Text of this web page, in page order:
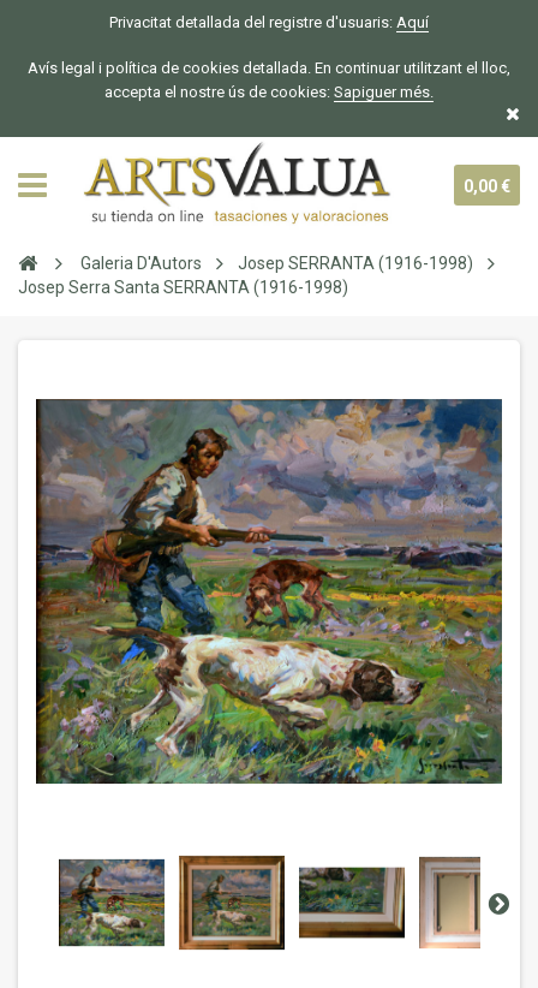
Privacitat detallada del registre d'usuaris: Aquí
Avís legal i política de cookies detallada. En continuar utilitzant el lloc,
accepta el nostre ús de cookies: Sapiguer més.
0,00 €
Galeria D'Autors
Josep SERRANTA (1916-1998)
Josep Serra Santa SERRANTA (1916-1998)